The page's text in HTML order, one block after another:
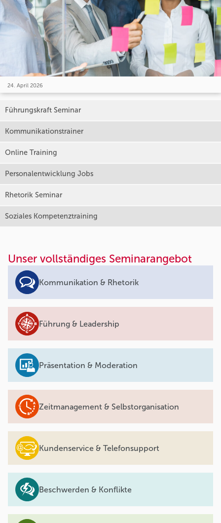
24. April 2026
Führungskraft Seminar
Kommunikationstrainer
Online Training
Personalentwicklung Jobs
Rhetorik Seminar
Soziales Kompetenztraining
Unser vollständiges Seminarangebot
Kommunikation & Rhetorik
Führung & Leadership
Präsentation & Moderation
Zeitmanagement & Selbstorganisation
Kundenservice & Telefonsupport
Beschwerden & Konflikte